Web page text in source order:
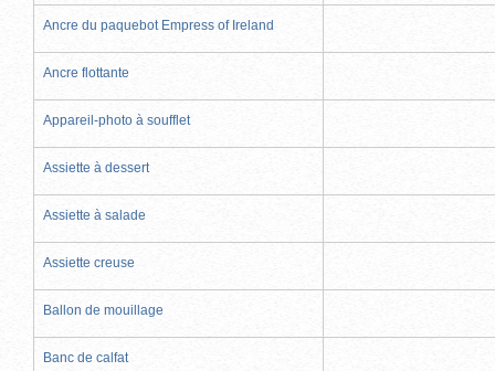
Ancre du paquebot Empress of Ireland
Ancre flottante
Appareil-photo à soufflet
Assiette à dessert
Assiette à salade
Assiette creuse
Ballon de mouillage
Banc de calfat